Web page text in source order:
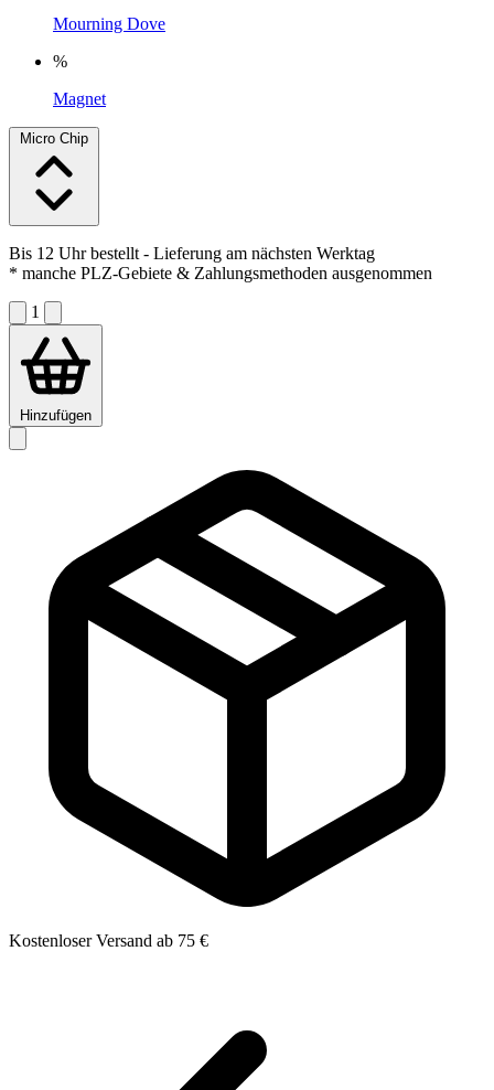
Mourning Dove
%
Magnet
Micro Chip
Bis 12 Uhr bestellt - Lieferung am nächsten Werktag
* manche PLZ-Gebiete & Zahlungsmethoden ausgenommen
1
Hinzufügen
Kostenloser Versand ab 75 €